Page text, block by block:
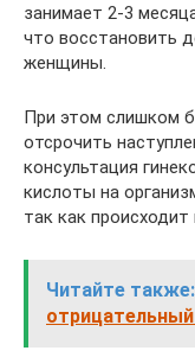
занимает 2-3
что восстановить
женщины.
При этом слишком
отсрочить
консультация
кислоты на
так как
Читайте также: